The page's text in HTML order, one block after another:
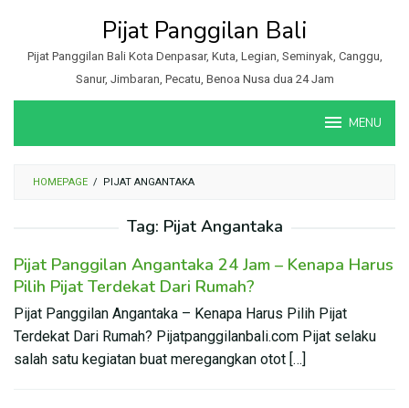
konten
Pijat Panggilan Bali
Pijat Panggilan Bali Kota Denpasar, Kuta, Legian, Seminyak, Canggu,
Sanur, Jimbaran, Pecatu, Benoa Nusa dua 24 Jam
MENU
HOMEPAGE / PIJAT ANGANTAKA
Tag: Pijat Angantaka
Pijat Panggilan Angantaka 24 Jam – Kenapa Harus
Pilih Pijat Terdekat Dari Rumah?
Pijat Panggilan Angantaka – Kenapa Harus Pilih Pijat
Terdekat Dari Rumah? Pijatpanggilanbali.com Pijat selaku
salah satu kegiatan buat meregangkan otot […]